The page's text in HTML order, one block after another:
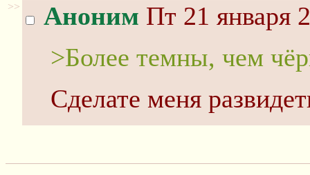
>> Аноним Пт 21 января
>Более темны, чем
Сделате меня